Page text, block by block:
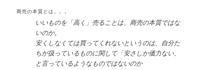
商売の本質とは。。。
いいものを「高く」売ることは、商売の本質ではな
いのか。
安くしなくては買ってくれないというのは、自分た
ちが扱っているものに関して「安さしか価力ない、
と言っているようなものではないのか